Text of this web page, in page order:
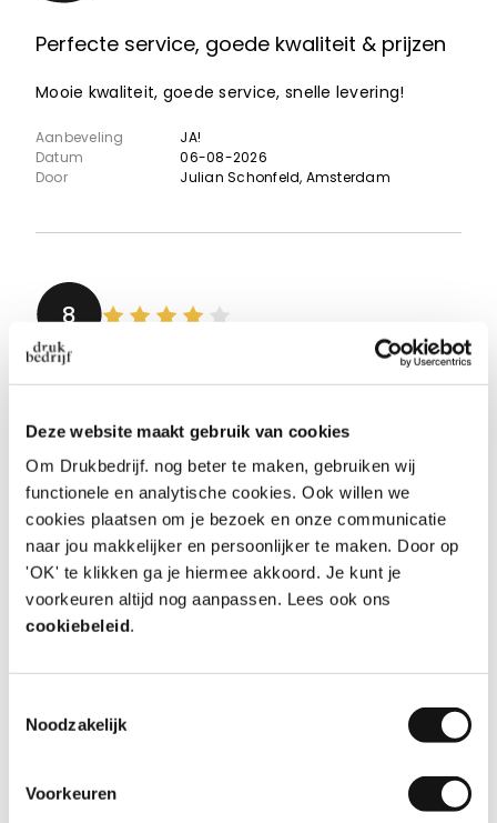
Deze website maakt gebruik van cookies
Om Drukbedrijf. nog beter te maken, gebruiken wij
functionele en analytische cookies. Ook willen we
cookies plaatsen om je bezoek en onze communicatie
naar jou makkelijker en persoonlijker te maken. Door op
'OK' te klikken ga je hiermee akkoord. Je kunt je
voorkeuren altijd nog aanpassen. Lees ook ons
cookiebeleid.
Noodzakelijk
Voorkeuren
Perfecte service, goede kwaliteit & prijzen
Mooie kwaliteit, goede service, snelle levering!
Aanbeveling
JA!
Datum
06-08-2026
Door
Julian Schonfeld, Amsterdam
8
Snel geleverd en goede kwaliteit
Zoals altijd weer bij Drukbedrijf goed geregeld
Aanbeveling
JA!
Datum
06-08-2026
Door
Dinesh van der Ven, Almere
Super
Makkelijk te configureren en mooi resultaat